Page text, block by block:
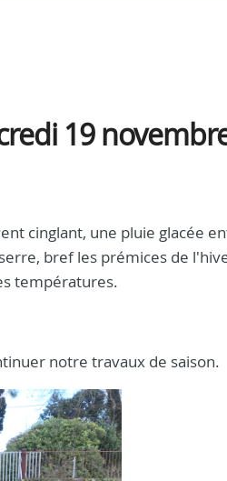
19
cinglant, une pluie glacée
bref les prémices de
températures.
notre travaux de saison.